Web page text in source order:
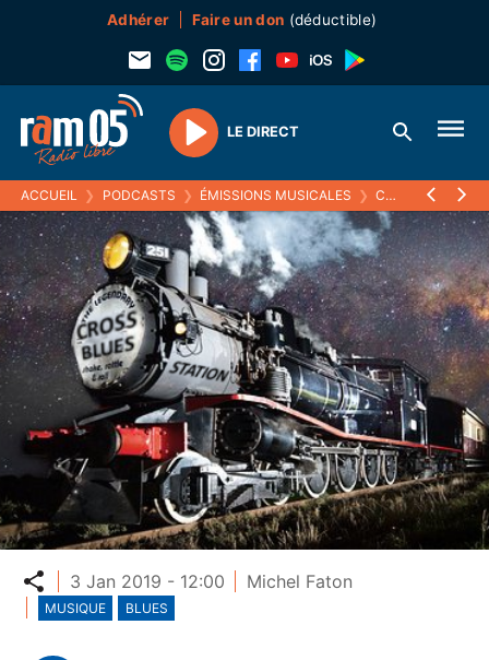
Adhérer Faire un don (déductible)
Play
LE DIRECT
ACCUEIL ❯ PODCASTS ❯ ÉMISSIONS MUSICALES ❯ CROSS BLUES STATION
Partager
3 Jan 2019 - 12:00 Michel Faton
MUSIQUE BLUES